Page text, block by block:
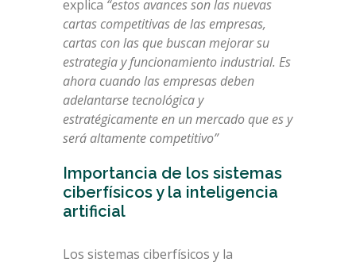
explica “estos avances son las nuevas
cartas competitivas de las empresas,
cartas con las que buscan mejorar su
estrategia y funcionamiento industrial. Es
ahora cuando las empresas deben
adelantarse tecnológica y
estratégicamente en un mercado que es y
será altamente competitivo”
Importancia de los sistemas
ciberfísicos y la inteligencia
artificial
Los sistemas ciberfísicos y la